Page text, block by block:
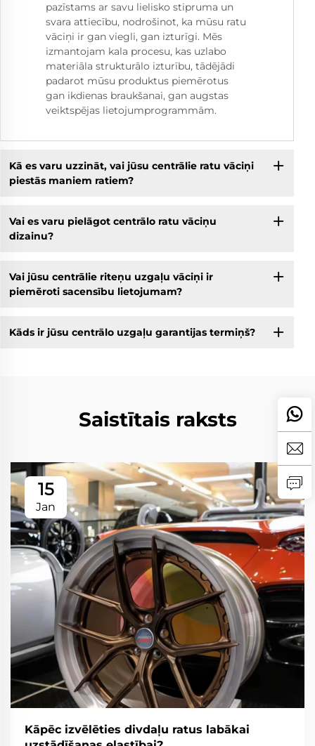
pazīstams ar savu lielisko stipruma un
svara attiecību, nodrošinot, ka mūsu ratu
vāciņi ir gan viegli, gan izturīgi. Mēs
izmantojam kala procesu, kas uzlabo
materiāla strukturālo izturību, tādējādi
padarot mūsu produktus piemērotus
gan ikdienas braukšanai, gan augstas
veiktspējas lietojumprogrammām.
Kā es varu uzzināt, vai jūsu centrālie ratu vāciņi
piestās maniem ratiem?
Vai es varu pielāgot centrālo ratu vāciņu
dizainu?
Vai jūsu centrālie riteņu uzgaļu vāciņi ir
piemēroti sacensību lietojumam?
Kāds ir jūsu centrālo uzgaļu garantijas termiņš?
Saistītais raksts
15
Jan
Kāpēc izvēlēties divdaļu ratus labākai